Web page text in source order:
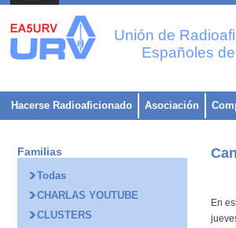
Unión de
Españoles
Hacerse Radioaficionado Asociación
En
Familias
Todas
CHARLAS YOUTUBE
CLUSTERS